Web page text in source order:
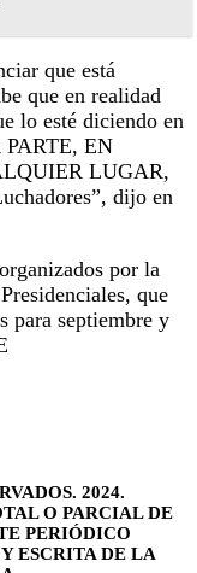
que está
que en realidad
lo esté diciendo en
EN
LUGAR,
dijo en
por la
que
para septiembre y
2024.
O PARCIAL DE
PERIÓDICO
ESCRITA DE LA